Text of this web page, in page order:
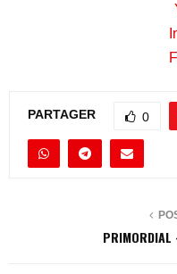
PARTAGER 0